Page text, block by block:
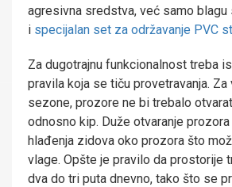
agresivna sredstva, već samo blagu
i specijalan set za održavanje PVC
Za dugotrajnu funkcionalnost treba
pravila koja se tiču provetravanja. Za
sezone, prozore ne bi trebalo
odnosno kip. Duže otvaranje
hlađenja zidova oko prozora što
vlage. Opšte je pravilo da prostorije
dva do tri puta dnevno, tako što se